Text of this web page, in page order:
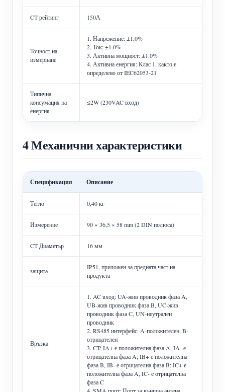
CT рейтинг 150А
Точност на
измерване
1. Напрежение: ±1,0%
2. Ток: ±1.0%
3. Активна мощност: ±1.0%
4. Активна енергия: Клас 1, както е
определено от IEC62053-21
Типична
консумация на
енергия
≤2W (230VAC вход)
4 Механични характеристики
Спецификация Описание
Тегло 0,40 кг
Измерение 90 × 36,5 × 58 mm (2 DIN полюса)
CT Диаметър 16 мм
защита
IP51, приложен за предната част на
продукта
Връзка
1. AC вход: UA-жив проводник фаза A,
UB-жив проводник фаза B, UC-жив
проводник фаза C, UN-неутрален
проводник
2. RS485 интерфейс: A-положителен, B-
отрицателен
3. CT: IA+ е положителна фаза A, IA- е
отрицателна фаза A; IB+ е положителна
фаза B, IB- е отрицателна фаза B; IC+ е
положителна фаза A, IC- е отрицателна
фаза C